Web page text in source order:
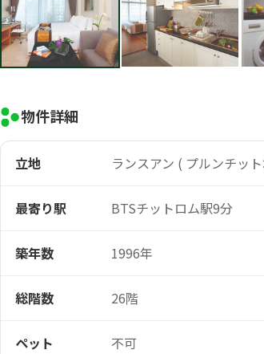
物件詳細
立地 ランスアン ( プルンチッ
最寄り駅 BTSチットロム駅9分
築年数 1996年
総階数 26階
ペット 不可